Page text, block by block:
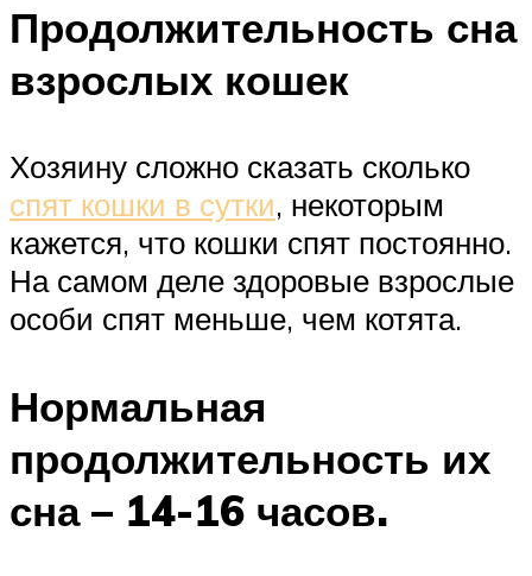
Продолжительность сна
взрослых кошек
Хозяину сложно сказать сколько
спят кошки в сутки, некоторым
кажется, что кошки спят постоянно.
На самом деле здоровые взрослые
особи спят меньше, чем котята.
Нормальная
продолжительность их
сна – 14-16 часов.